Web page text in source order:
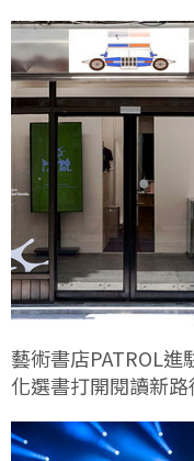
藝術書店PATROL
化選書打開閱讀新路